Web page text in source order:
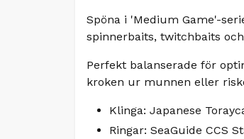
Spöna i 'Medium Game'-
spinnerbaits, twitchbaits
Perfekt balanserade för
kroken ur munnen eller
Klinga: Japanese
Ringar: SeaGuide CCS